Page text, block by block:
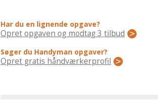
Har du en lignende opgave?
Opret opgaven og modtag 3 tilbud
Søger du Handyman opgaver?
Opret gratis håndværkerprofil